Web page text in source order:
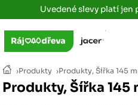
Uvedené slevy platí jen
›Produkty ›Produkty, Šířka 145
Produkty, Šířka 145